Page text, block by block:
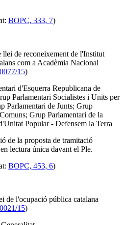
BOPC, 333, 7)
llei de reconeixement de l'Institut
com a Acadèmia Nacional
15)
d'Esquerra Republicana de
Parlamentari Socialistes i Units per
Parlamentari de Junts; Grup
Grup Parlamentari de la
Popular - Defensem la Terra
de la proposta de tramitació
lectura única davant el Ple.
BOPC, 453, 6)
de l'ocupació pública catalana
15)